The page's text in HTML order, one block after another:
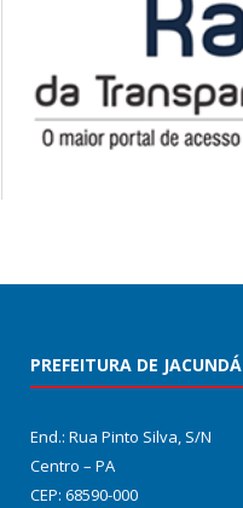
PREFEITURA DE JACUNDÁ
End.: Rua Pinto Silva, S/N
Centro – PA
CEP: 68590-000